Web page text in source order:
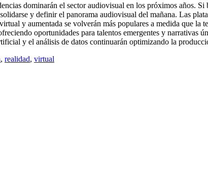
dominarán el sector audiovisual en los próximos años. Si
y definir el panorama audiovisual del mañana. Las
y aumentada se volverán más populares a medida que
oportunidades para talentos emergentes y narrativas
y el análisis de datos continuarán optimizando la
, realidad, virtual